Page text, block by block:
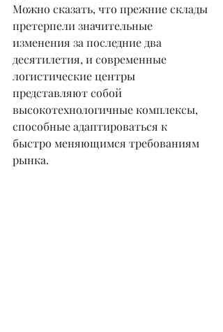
Можно сказать, что прежние склады
претерпели значительные
изменения за последние два
десятилетия, и современные
логистические центры
представляют собой
высокотехнологичные комплексы,
способные адаптироваться к
быстро меняющимся требованиям
рынка.